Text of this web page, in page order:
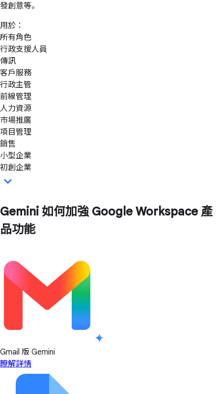
發創意等。
用於：
所有角色
行政支援人員
傳訊
客戶服務
行政主管
前線管理
人力資源
市場推廣
項目管理
銷售
小型企業
初創企業
Gemini 如何加強 Google Workspace 產
品功能
Gmail 版 Gemini
瞭解詳情